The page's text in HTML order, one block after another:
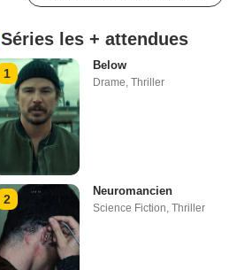
Séries les + attendues
1
Below
Drame, Thriller
2
Neuromancien
Science Fiction, Thriller